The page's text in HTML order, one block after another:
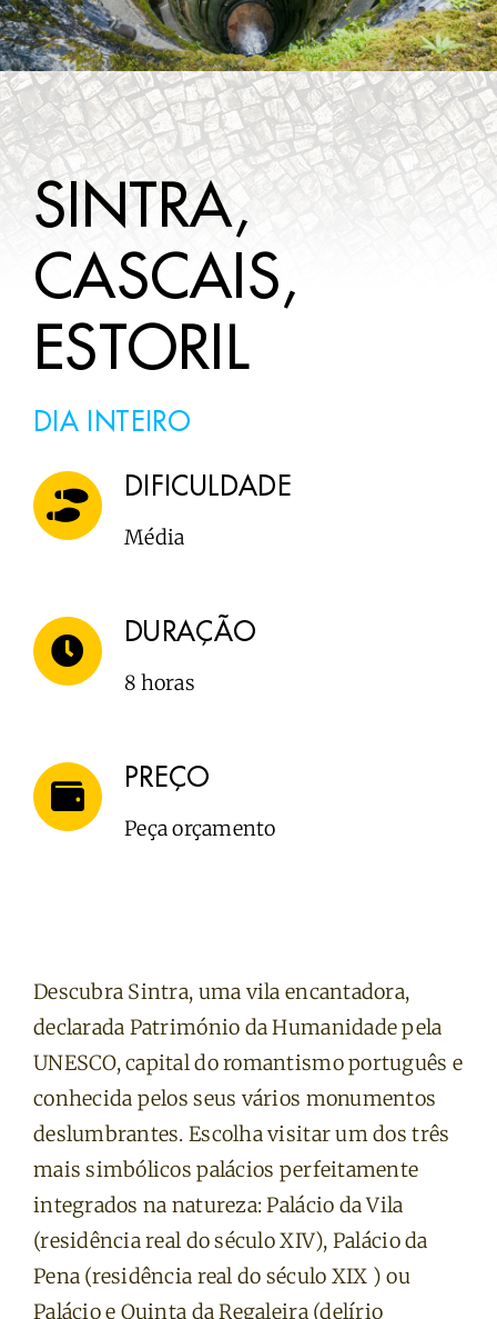
A SABER
CONTACTOS
SINTRA,
CASCAIS,
ESTORIL
DIA INTEIRO
DIFICULDADE
Média
DURAÇÃO
8 horas
PREÇO
Peça orçamento
Descubra Sintra, uma vila encantadora,
declarada Património da Humanidade pela
UNESCO, capital do romantismo português e
conhecida pelos seus vários monumentos
deslumbrantes. Escolha visitar um dos três
mais simbólicos palácios perfeitamente
integrados na natureza: Palácio da Vila
(residência real do século XIV), Palácio da
Pena (residência real do século XIX ) ou
Palácio e Quinta da Regaleira (delírio